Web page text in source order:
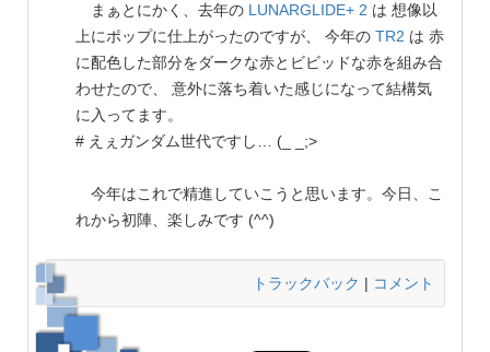
まぁとにかく、去年の LUNARGLIDE+ 2 は 想像以
上にポップに仕上がったのですが、 今年の TR2 は 赤
に配色した部分をダークな赤とビビッドな赤を組み合
わせたので、 意外に落ち着いた感じになって結構気
に入ってます。
# えぇガンダム世代ですし… (_ _;>
今年はこれで精進していこうと思います。今日、こ
れから初陣、楽しみです (^^)
トラックバック | コメント